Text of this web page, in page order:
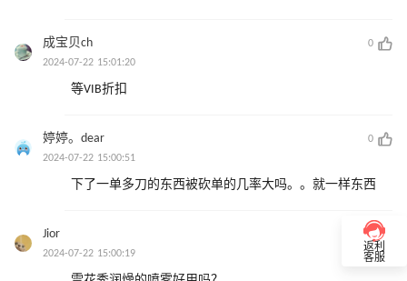
成宝贝ch
0
2024-07-22 15:01:20
等VIB折扣
婷婷。dear
0
2024-07-22 15:00:51
下了一单多刀的东西被砍单的几率大吗。。就一样东西
Jior
0
2024-07-22 15:00:19
返利
客服